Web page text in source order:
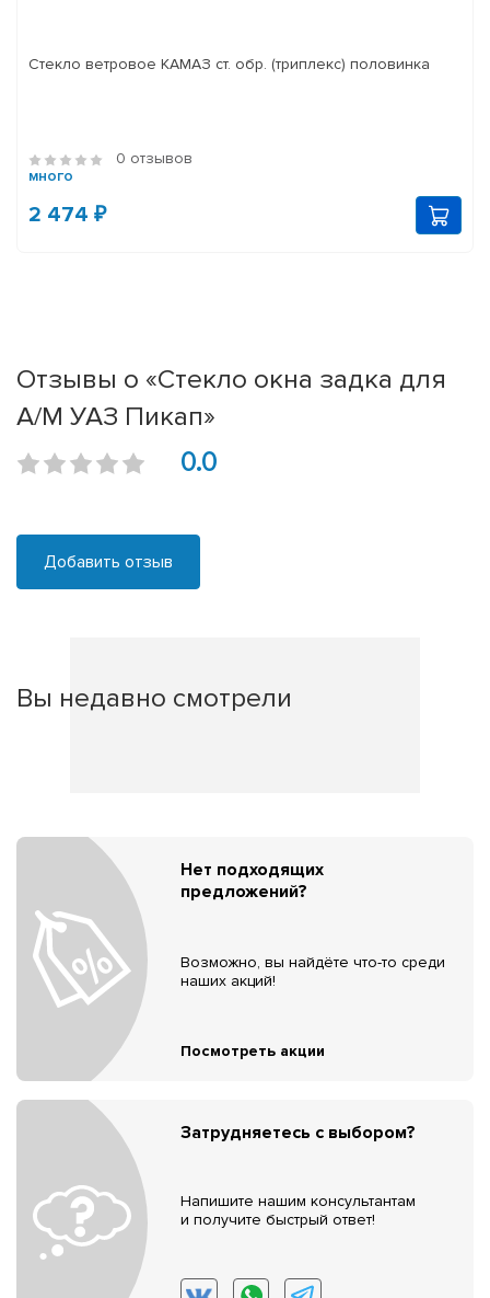
Стекло ветровое КАМАЗ ст. обр. (триплекс) половинка
0 отзывов
много
2 474 ₽
Отзывы о «Стекло окна задка для
А/М УАЗ Пикап»
0.0
Добавить отзыв
Вы недавно смотрели
Нет подходящих
предложений?
Возможно, вы найдёте что-то среди
наших акций!
Посмотреть акции
Затрудняетесь с выбором?
Напишите нашим консультантам
и получите быстрый ответ!